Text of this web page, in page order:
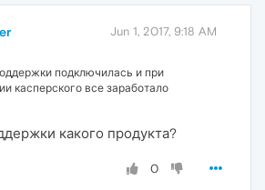
Jun 1, 2017, 9:18 AM
подключилась и при
касперского все заработало
какого продукта?
0